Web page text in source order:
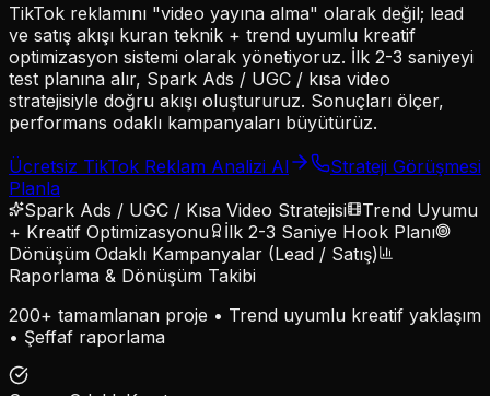
TikTok reklamını "video yayına alma" olarak değil; lead
ve satış akışı kuran teknik + trend uyumlu kreatif
optimizasyon sistemi olarak yönetiyoruz. İlk 2-3 saniyeyi
test planına alır, Spark Ads / UGC / kısa video
stratejisiyle doğru akışı oluştururuz. Sonuçları ölçer,
performans odaklı kampanyaları büyütürüz.
Ücretsiz TikTok Reklam Analizi Al
Strateji Görüşmesi
Planla
Spark Ads / UGC / Kısa Video Stratejisi
Trend Uyumu
+ Kreatif Optimizasyonu
İlk 2-3 Saniye Hook Planı
Dönüşüm Odaklı Kampanyalar (Lead / Satış)
Raporlama & Dönüşüm Takibi
200+ tamamlanan proje • Trend uyumlu kreatif yaklaşım
• Şeffaf raporlama